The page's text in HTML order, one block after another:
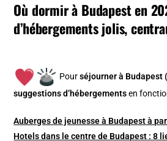
Où dormir à Budapest en
d’hébergements jolis,
Pourséjourner à Budapest
suggestions d’hébergements en
Auberges de jeunesse à Budapest à
Hotels dans le centre de Budapest : 8